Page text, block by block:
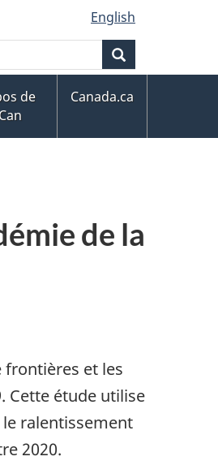
English
de
Canada.ca
de la
frontières et les
Cette étude utilise
ralentissement
2020.